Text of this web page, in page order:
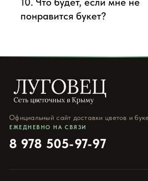
понравится букет?
Официальный сайт доставки цветов и
ЕЖЕДНЕВНО НА СВЯЗИ
8 978 505-97-97